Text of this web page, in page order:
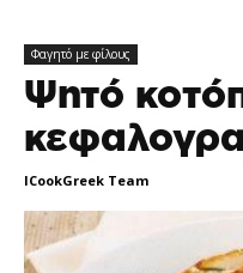
Φαγητό με φίλους
Ψητό
ICookGreek Team